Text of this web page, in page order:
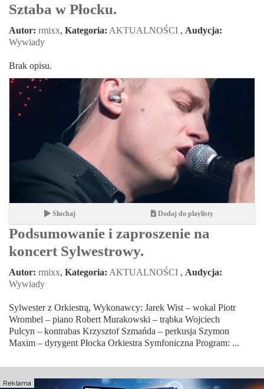
Sztaba w Płocku.
Autor: rmixx, Kategoria: AKTUALNOŚCI , Audycja:
Wywiady
Brak opisu.
Słuchaj Dodaj do playlisty
Podsumowanie i zaproszenie na
koncert Sylwestrowy.
Autor: rmixx, Kategoria: AKTUALNOŚCI , Audycja:
Wywiady
Sylwester z Orkiestrą, Wykonawcy: Jarek Wist – wokal Piotr
Wrombel – piano Robert Murakowski – trąbka Wojciech
Pulcyn – kontrabas Krzysztof Szmańda – perkusja Szymon
Maxim – dyrygent Płocka Orkiestra Symfoniczna Program: ...
Reklama